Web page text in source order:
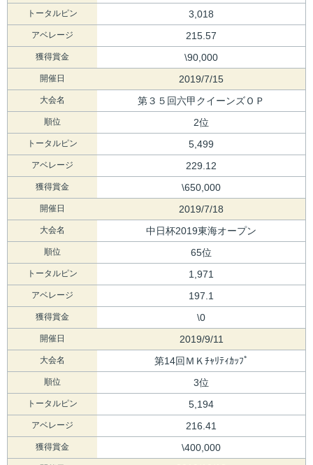
トータルピン 3,018
アベレージ 215.57
獲得賞金 \90,000
開催日 2019/7/15
大会名 第３５回六甲クイーンズＯＰ
順位 2位
トータルピン 5,499
アベレージ 229.12
獲得賞金 \650,000
開催日 2019/7/18
大会名 中日杯2019東海オープン
順位 65位
トータルピン 1,971
アベレージ 197.1
獲得賞金 \0
開催日 2019/9/11
大会名 第14回ＭＫﾁｬﾘﾃｨｶｯﾌﾟ
順位 3位
トータルピン 5,194
アベレージ 216.41
獲得賞金 \400,000